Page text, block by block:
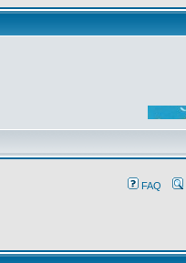
FAQ